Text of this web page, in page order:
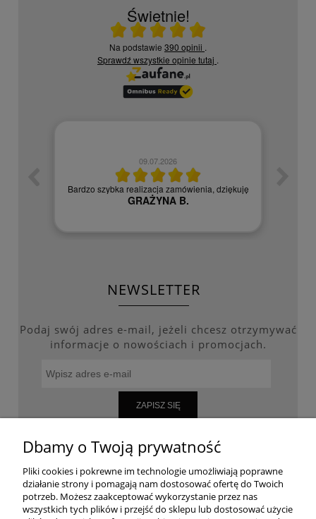
Świetnie!
Ocena średnia 5 na 5
Na podstawie 390 opinii .
Sprawdź wszystkie opinie tutaj .
09.07.2026
Bardzo szybka realizacja zamówienia, dziękuję
GRAŻYNA B.
NEWSLETTER
Podaj swój adres e-mail, jeżeli chcesz otrzymywać
informacje o nowościach i promocjach.
ZAPISZ SIĘ
WARUNKI ZAKUPÓW
Dbamy o Twoją prywatność
Pliki cookies i pokrewne im technologie umożliwiają poprawne
działanie strony i pomagają nam dostosować ofertę do Twoich
potrzeb. Możesz zaakceptować wykorzystanie przez nas
wszystkich tych plików i przejść do sklepu lub dostosować użycie